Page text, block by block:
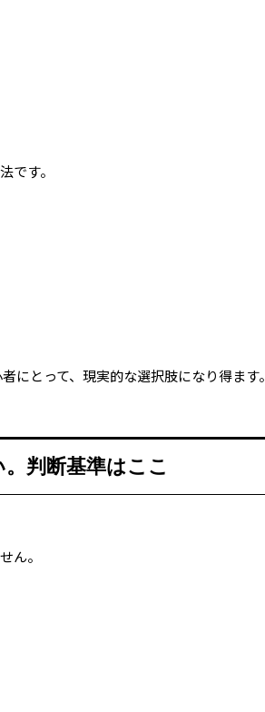
です。
にとって、現実的な選択肢になり得ます。
判断基準はここ
ん。